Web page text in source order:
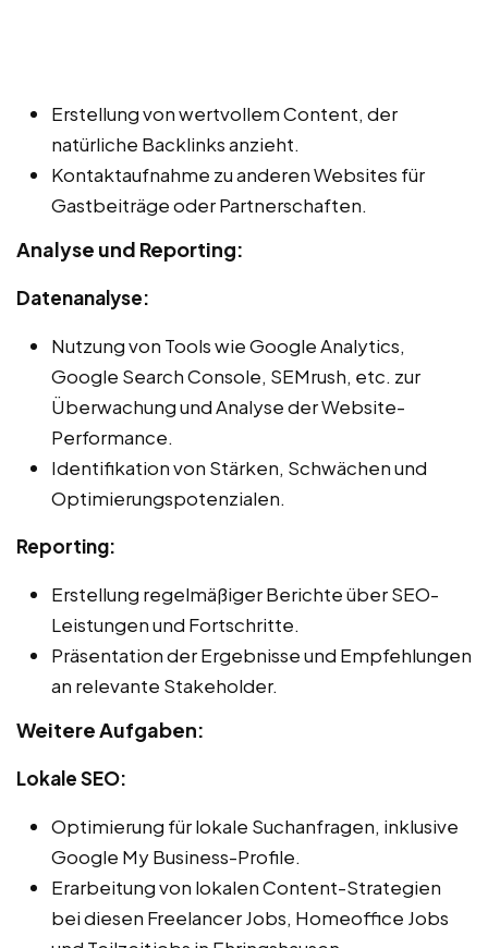
Erstellung von wertvollem Content, der
natürliche Backlinks anzieht.
Kontaktaufnahme zu anderen Websites für
Gastbeiträge oder Partnerschaften.
Analyse und Reporting:
Datenanalyse:
Nutzung von Tools wie Google Analytics,
Google Search Console, SEMrush, etc. zur
Überwachung und Analyse der Website-
Performance.
Identifikation von Stärken, Schwächen und
Optimierungspotenzialen.
Reporting:
Erstellung regelmäßiger Berichte über SEO-
Leistungen und Fortschritte.
Präsentation der Ergebnisse und Empfehlungen
an relevante Stakeholder.
Weitere Aufgaben:
Lokale SEO:
Optimierung für lokale Suchanfragen, inklusive
Google My Business-Profile.
Erarbeitung von lokalen Content-Strategien
bei diesen Freelancer Jobs, Homeoffice Jobs